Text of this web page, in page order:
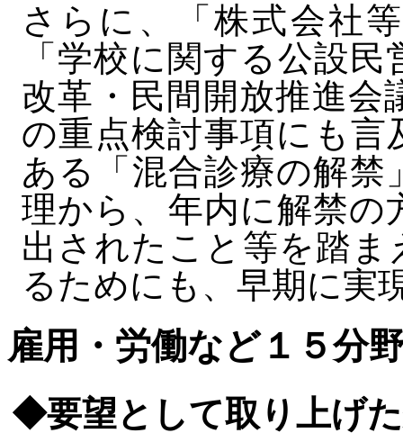
さらに、「株式会社
「学校に関する公設
改革・民間開放推進会
の重点検討事項にも言
ある「混合診療の解
理から、年内に解禁の
出されたこと等を踏
るためにも、早期に実
雇用・労働など１５分
◆要望として取り上げ